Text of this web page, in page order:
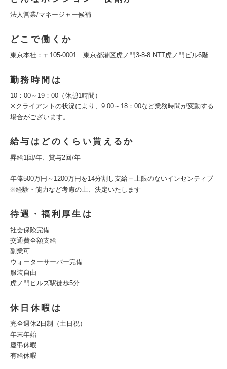
法人営業/マネージャー候補
どこで働くか
東京本社：〒105-0001 東京都港区虎ノ門3-8-8 NTT虎ノ門ビル6階
勤務時間は
10：00～19：00（休憩1時間）
※クライアントの状況により、9:00～18：00など業務時間が変動する
場合がございます。
給与はどのくらい貰えるか
昇給1回/年、賞与2回/年
年俸500万円～1200万円を14分割し支給＋上限のないインセンティブ
※経験・能力など考慮の上、決定いたします
待遇・福利厚生は
社会保険完備
交通費全額支給
副業可
ウォーターサーバー完備
服装自由
虎ノ門ヒルズ駅徒歩5分
休日休暇は
完全週休2日制（土日祝）
年末年始
慶弔休暇
有給休暇